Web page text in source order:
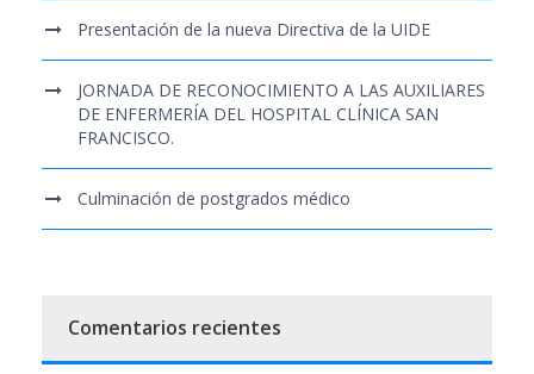
Presentación de la nueva Directiva de la UIDE
JORNADA DE RECONOCIMIENTO A LAS AUXILIARES
DE ENFERMERÍA DEL HOSPITAL CLÍNICA SAN
FRANCISCO.
Culminación de postgrados médico
Comentarios recientes